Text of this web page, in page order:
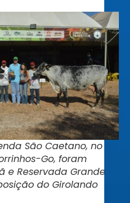
São Caetano, no
Go, foram
e Reservada Grande
do Girolando